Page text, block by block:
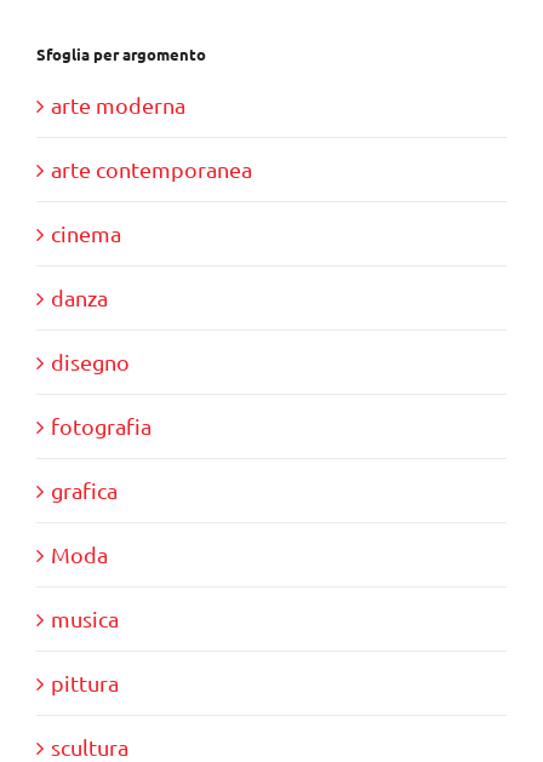
Sfoglia per argomento
arte moderna
arte contemporanea
cinema
danza
disegno
fotografia
grafica
Moda
musica
pittura
scultura